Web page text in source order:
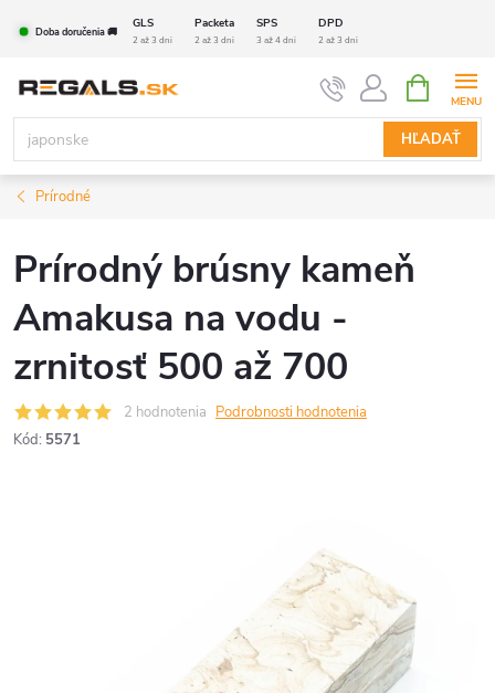
Doba doručenia 🚚
GLS Packeta SPS DPD
2 až 3 dni 2 až 3 dni 3 až 4 dni 2 až 3 dni
HĽADAŤ
KOŠÍK
Prírodné
Prírodný brúsny kameň
Amakusa na vodu -
zrnitosť 500 až 700
2 hodnotenia Podrobnosti hodnotenia
Kód: 5571